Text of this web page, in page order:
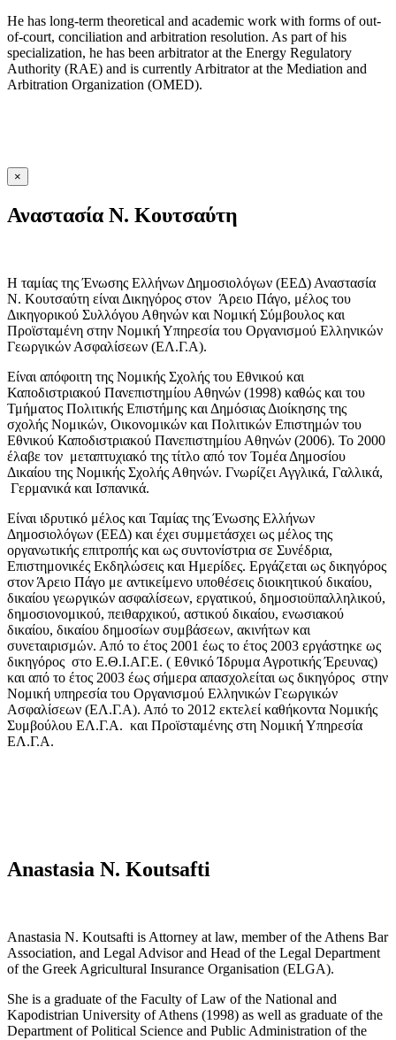
He has long-term theoretical and academic work with forms of out-
of-court, conciliation and arbitration resolution. As part of his
specialization, he has been arbitrator at the Energy Regulatory
Authority (RAE) and is currently Arbitrator at the Mediation and
Arbitration Organization (OMED).
×
Αναστασία Ν. Κουτσαύτη
Η ταμίας της Ένωσης Ελλήνων Δημοσιολόγων (ΕΕΔ) Αναστασία
Ν. Κουτσαύτη είναι Δικηγόρος στον Άρειο Πάγο, μέλος του
Δικηγορικού Συλλόγου Αθηνών και Νομική Σύμβουλος και
Προϊσταμένη στην Νομική Υπηρεσία του Οργανισμού Ελληνικών
Γεωργικών Ασφαλίσεων (ΕΛ.Γ.Α).
Είναι απόφοιτη της Νομικής Σχολής του Εθνικού και
Καποδιστριακού Πανεπιστημίου Αθηνών (1998) καθώς και του
Τμήματος Πολιτικής Επιστήμης και Δημόσιας Διοίκησης της
σχολής Νομικών, Οικονομικών και Πολιτικών Επιστημών του
Εθνικού Καποδιστριακού Πανεπιστημίου Αθηνών (2006). To 2000
έλαβε τον μεταπτυχιακό της τίτλο από τον Τομέα Δημοσίου
Δικαίου της Νομικής Σχολής Αθηνών. Γνωρίζει Αγγλικά, Γαλλικά,
Γερμανικά και Ισπανικά.
Είναι ιδρυτικό μέλος και Ταμίας της Ένωσης Ελλήνων
Δημοσιολόγων (ΕΕΔ) και έχει συμμετάσχει ως μέλος της
οργανωτικής επιτροπής και ως συντονίστρια σε Συνέδρια,
Επιστημονικές Εκδηλώσεις και Ημερίδες. Εργάζεται ως δικηγόρος
στον Άρειο Πάγο με αντικείμενο υποθέσεις διοικητικού δικαίου,
δικαίου γεωργικών ασφαλίσεων, εργατικού, δημοσιοϋπαλληλικού,
δημοσιονομικού, πειθαρχικού, αστικού δικαίου, ενωσιακού
δικαίου, δικαίου δημοσίων συμβάσεων, ακινήτων και
συνεταιρισμών. Από το έτος 2001 έως το έτος 2003 εργάστηκε ως
δικηγόρος στο Ε.Θ.Ι.ΑΓ.Ε. ( Εθνικό Ίδρυμα Αγροτικής Έρευνας)
και από το έτος 2003 έως σήμερα απασχολείται ως δικηγόρος στην
Νομική υπηρεσία του Οργανισμού Ελληνικών Γεωργικών
Ασφαλίσεων (ΕΛ.Γ.Α). Από το 2012 εκτελεί καθήκοντα Νομικής
Συμβούλου ΕΛ.Γ.Α. και Προϊσταμένης στη Νομική Υπηρεσία
ΕΛ.Γ.Α.
Anastasia N. Koutsafti
Anastasia N. Koutsafti is Attorney at law, member of the Athens Bar
Association, and Legal Advisor and Head of the Legal Department
of the Greek Agricultural Insurance Organisation (ELGA).
She is a graduate of the Faculty of Law of the National and
Kapodistrian University of Athens (1998) as well as graduate of the
Department of Political Science and Public Administration of the